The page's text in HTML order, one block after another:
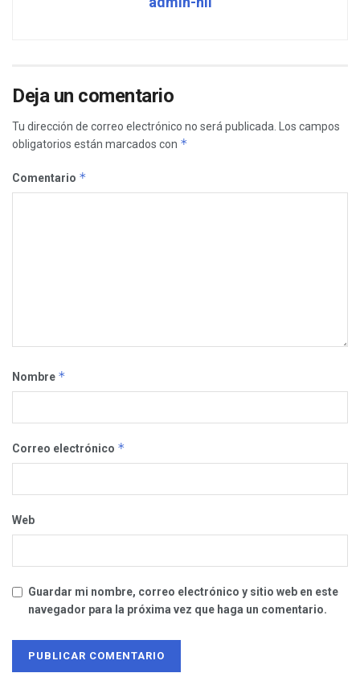
Deja un comentario
Tu dirección de correo electrónico no será publicada.
Los campos
obligatorios están marcados con *
Comentario *
Nombre *
Correo electrónico *
Web
Guardar mi nombre, correo electrónico y sitio web en este
navegador para la próxima vez que haga un comentario.